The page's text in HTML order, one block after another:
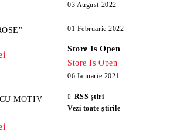
ROSE"
MOTIV
03 August 2022
01 Februarie 2022
Store Is Open
Store Is Open
06 Ianuarie 2021
RSS știri
Vezi toate știrile